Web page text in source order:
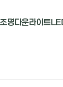
명다운라이트
사각 COB